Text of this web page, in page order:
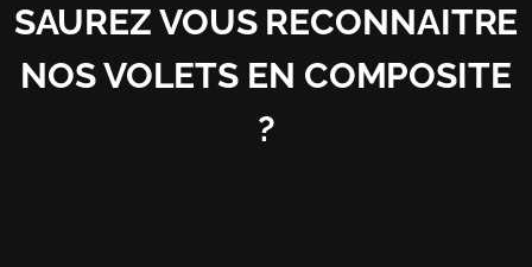
SAUREZ VOUS RECONNAITRE
NOS VOLETS EN COMPOSITE
?